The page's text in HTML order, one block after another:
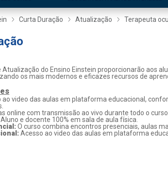
Curta Duração Atualização Terapeuta
Atualização do Ensino Einstein proporcionarão aos
os mais modernos e eficazes recursos de
ao video das aulas em plataforma educacional,
online com transmissão ao vivo durante todo o
Aluno e docente 100% em sala de aula física.
O curso combina encontros presenciais, aulas
Acesso ao video das aulas em plataforma